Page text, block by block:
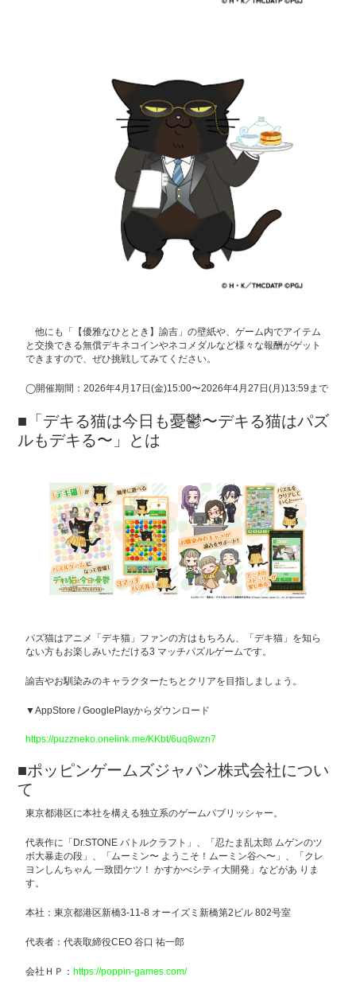
他にも「【優雅なひととき】諭吉」の壁紙や、ゲーム内でアイテム
と交換できる無償デキネコインやネコメダルなど様々な報酬がゲット
できますので、ぜひ挑戦してみてください。
◯開催期間：2026年4月17日(金)15:00〜2026年4月27日(月)13:59まで
■「デキる猫は今日も憂鬱〜デキる猫はパズ
ルもデキる〜」とは
パズ猫はアニメ「デキ猫」ファンの方はもちろん、「デキ猫」を知ら
ない方もお楽しみいただける3 マッチパズルゲームです。
諭吉やお馴染みのキャラクターたちとクリアを目指しましょう。
▼AppStore / GooglePlayからダウンロード
https://puzzneko.onelink.me/KKbt/6uq8wzn7
■ポッピンゲームズジャパン株式会社につい
て
東京都港区に本社を構える独立系のゲームパブリッシャー。
代表作に「Dr.STONE バトルクラフト」、「忍たま乱太郎 ムゲンのツ
ボ大暴走の段」、「ムーミン〜 ようこそ！ムーミン谷へ〜」、「クレ
ヨンしんちゃん 一致団ケツ！ かすかべシティ大開発」などがあ りま
す。
本社：東京都港区新橋3-11-8 オーイズミ新橋第2ビル 802号室
代表者：代表取締役CEO 谷口 祐一郎
会社ＨＰ： https://poppin-games.com/